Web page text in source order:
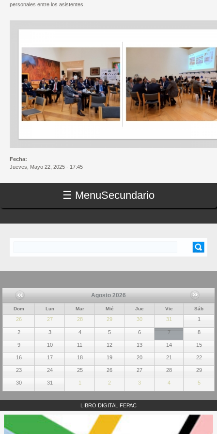
personales entre los asistentes.
Fecha:
Jueves, Mayo 22, 2025 - 17:45
☰ MenuSecundario
Agosto 2026
Dom Lun Mar Mié Jue Vie Sáb
26 27 28 29 30 31 1
2 3 4 5 6 7 8
9 10 11 12 13 14 15
16 17 18 19 20 21 22
23 24 25 26 27 28 29
30 31 1 2 3 4 5
LIBRO DIGITAL FEPAC